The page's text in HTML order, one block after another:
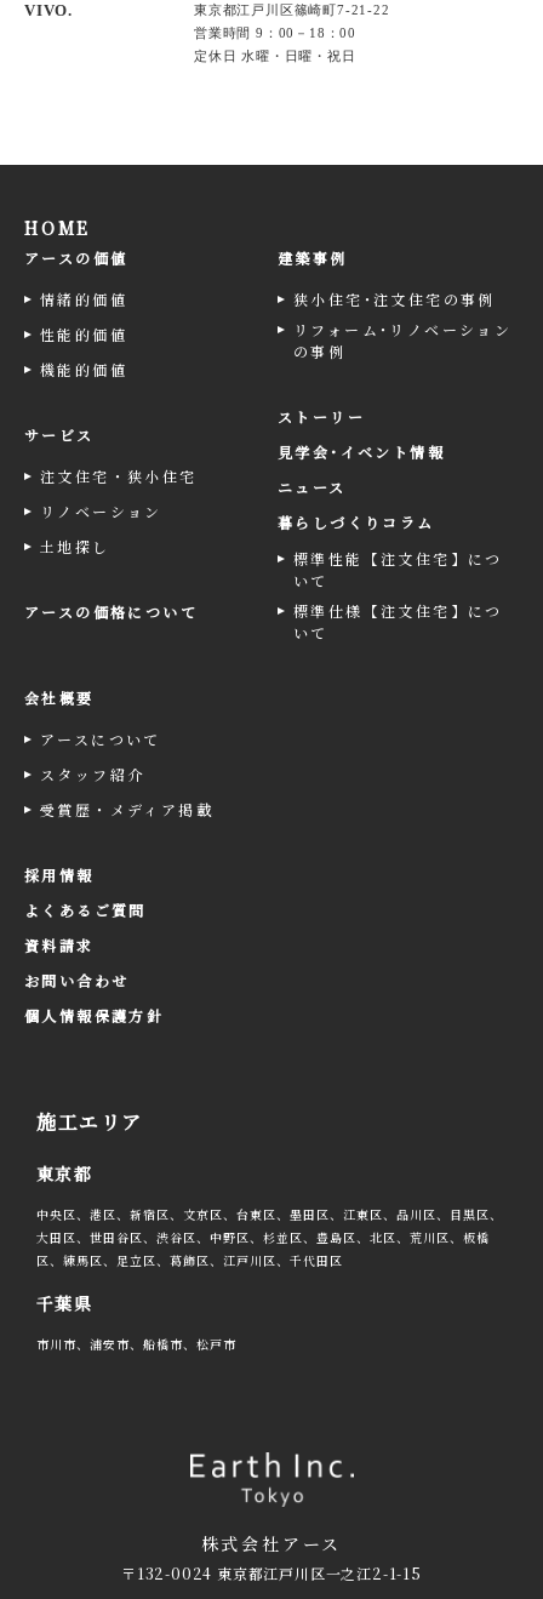
VIVO.
東京都江戸川区篠崎町7-21-22
営業時間 9：00－18：00
定休日 水曜・日曜・祝日
HOME
アースの価値
情緒的価値
性能的価値
機能的価値
サービス
注文住宅・狭小住宅
リノベーション
土地探し
アースの価格について
建築事例
狭小住宅･注文住宅の事例
リフォーム･リノベーション
の事例
ストーリー
見学会･イベント情報
ニュース
暮らしづくりコラム
標準性能【注文住宅】につ
いて
標準仕様【注文住宅】につ
いて
会社概要
アースについて
スタッフ紹介
受賞歴・メディア掲載
採用情報
よくあるご質問
資料請求
お問い合わせ
個人情報保護方針
施工エリア
東京都
中央区、港区、新宿区、文京区、台東区、墨田区、江東区、品川区、目黒区、
大田区、世田谷区、渋谷区、中野区、杉並区、豊島区、北区、荒川区、板橋
区、練馬区、足立区、葛飾区、江戸川区、千代田区
千葉県
市川市、浦安市、船橋市、松戸市
株式会社アース
〒132-0024 東京都江戸川区一之江2-1-15